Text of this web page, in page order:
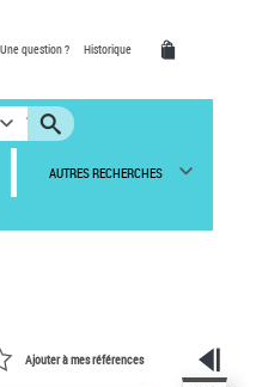
Une question ? Historique
AUTRES RECHERCHES
Ajouter à mes références